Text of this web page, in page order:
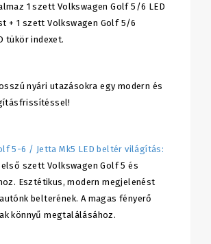
1 szett Volkswagen Golf 5/6 LED
+ 1 szett Volkswagen Golf 5/6
tükör indexet.
nyári utazásokra egy modern és
5-6 / Jetta Mk5 LED beltér világítás:
szett Volkswagen Golf 5 és
Esztétikus, modern megjelenést
belterének. A magas fényerő
könnyű megtalálásához.